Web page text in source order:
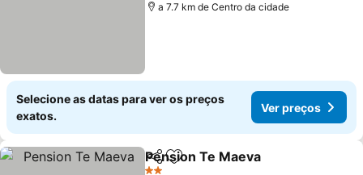
a 7.7 km de Centro da cidade
Selecione as datas para ver os preços
exatos.
Ver preços
PartilharAdicionar aos favoritos
Pension Te Maeva